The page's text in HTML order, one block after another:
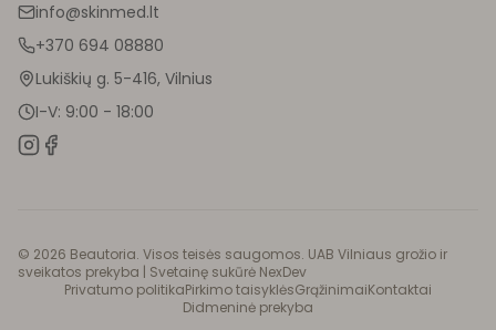
info@skinmed.lt
+370 694 08880
Lukiškių g. 5-416, Vilnius
I-V: 9:00 - 18:00
© 2026 Beautoria. Visos teisės saugomos. UAB Vilniaus grožio ir
sveikatos prekyba | Svetainę sukūrė NexDev
Privatumo politikaPirkimo taisyklėsGrąžinimaiKontaktai
Didmeninė prekyba